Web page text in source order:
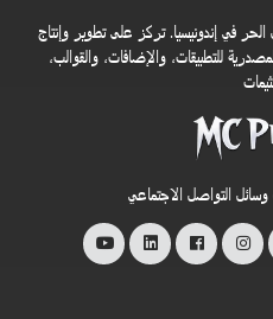
في إندونيسيا. تركز على تطوير وإنتاج
للتطبيقات، والإضافات، والقوالب،